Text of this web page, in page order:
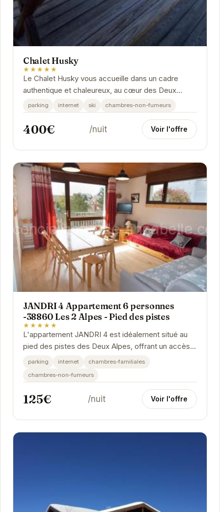
Chalet Husky
★★★★★
Le Chalet Husky vous accueille dans un cadre
authentique et chaleureux, au cœur des Deux
Alpes. Idéalement situé à proximité des pistes de
ski,...
parking internet ski chambres-non-fumeurs
400€ /nuit Voir l'offre
JANDRI 4 Appartement 6 personnes
-38860 Les 2 Alpes - Pied des pistes
★★★★★
L'appartement JANDRI 4 est idéalement situé au
pied des pistes des Deux Alpes, offrant un accès
direct aux remontées mécaniques et aux...
parking internet
chambres-familiales
chambres-non-fumeurs
125€ /nuit Voir l'offre